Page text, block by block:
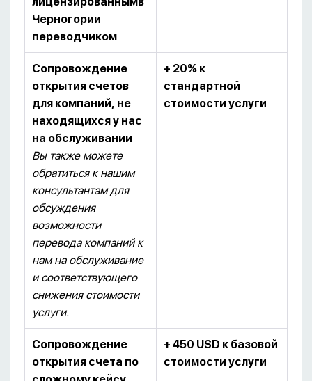
Черногории
переводчиком
Сопровождение
открытия счетов
для компаний, не
находящихся у нас
на обслуживании
Вы также можете
обратиться к нашим
консультантам для
обсуждения
возможности
перевода компаний к
нам на обслуживание
и соответствующего
снижения стоимости
услуги.
+ 20% к
стандартной
стоимости услуги
Сопровождение
открытия счета по
+ 450 USD к базовой
стоимости услуги